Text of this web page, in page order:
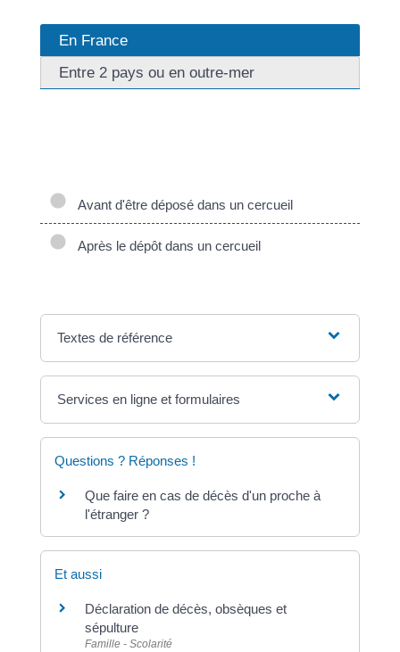
En France
Entre 2 pays ou en outre-mer
Avant d'être déposé dans un cercueil
Après le dépôt dans un cercueil
Textes de référence
Services en ligne et formulaires
Questions ? Réponses !
Que faire en cas de décès d'un proche à
l'étranger ?
Et aussi
Déclaration de décès, obsèques et
sépulture
Famille - Scolarité